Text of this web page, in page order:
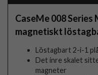
CaseMe 008
magnetiskt
Löstagbart 2-i-1
Det inre skalet
magneter